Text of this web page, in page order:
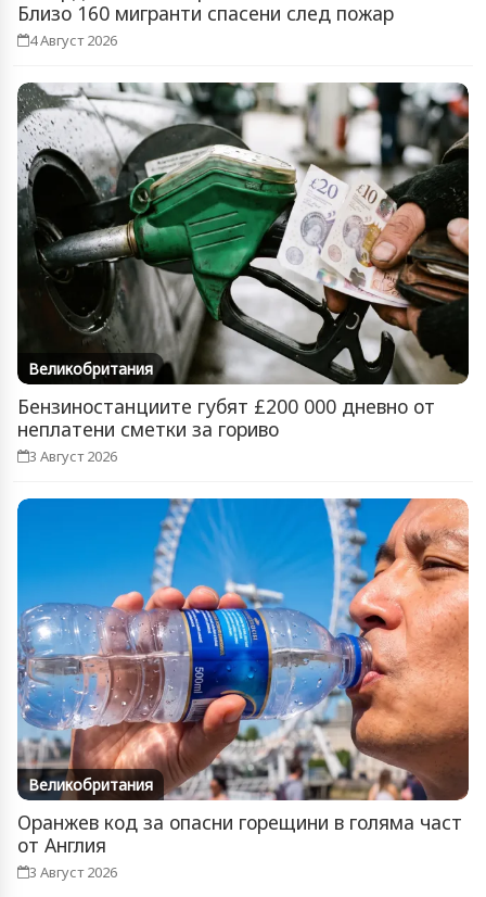
Близо 160 мигранти спасени след пожар
4 Август 2026
Великобритания
Бензиностанциите губят £200 000 дневно от
неплатени сметки за гориво
3 Август 2026
Великобритания
Оранжев код за опасни горещини в голяма част
от Англия
3 Август 2026